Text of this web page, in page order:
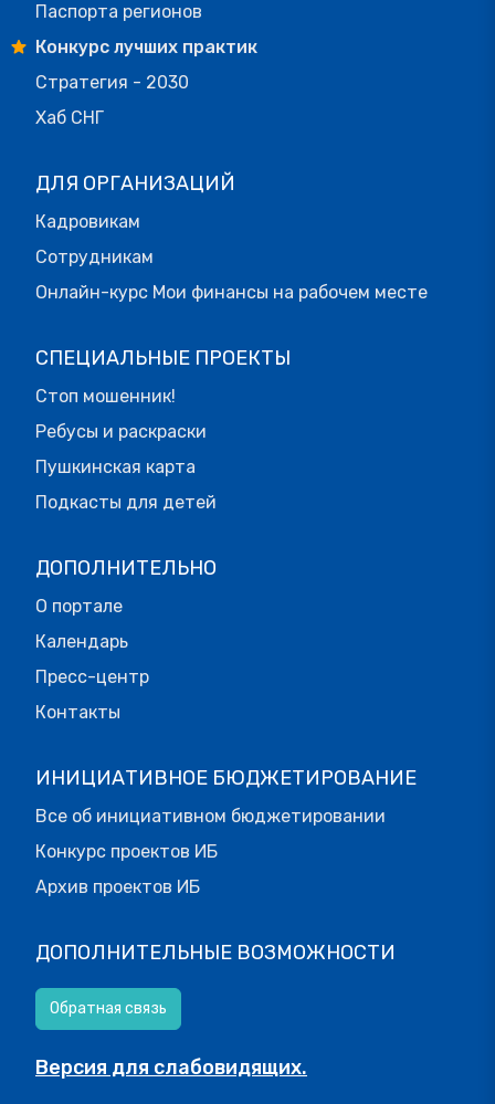
Паспорта регионов
Конкурс лучших практик
Стратегия - 2030
Хаб СНГ
ДЛЯ ОРГАНИЗАЦИЙ
Кадровикам
Сотрудникам
Онлайн-курс Мои финансы на рабочем месте
СПЕЦИАЛЬНЫЕ ПРОЕКТЫ
Стоп мошенник!
Ребусы и раскраски
Пушкинская карта
Подкасты для детей
ДОПОЛНИТЕЛЬНО
О портале
Календарь
Пресс-центр
Контакты
ИНИЦИАТИВНОЕ БЮДЖЕТИРОВАНИЕ
Все об инициативном бюджетировании
Конкурс проектов ИБ
Архив проектов ИБ
ДОПОЛНИТЕЛЬНЫЕ ВОЗМОЖНОСТИ
Обратная связь
Версия для слабовидящих.